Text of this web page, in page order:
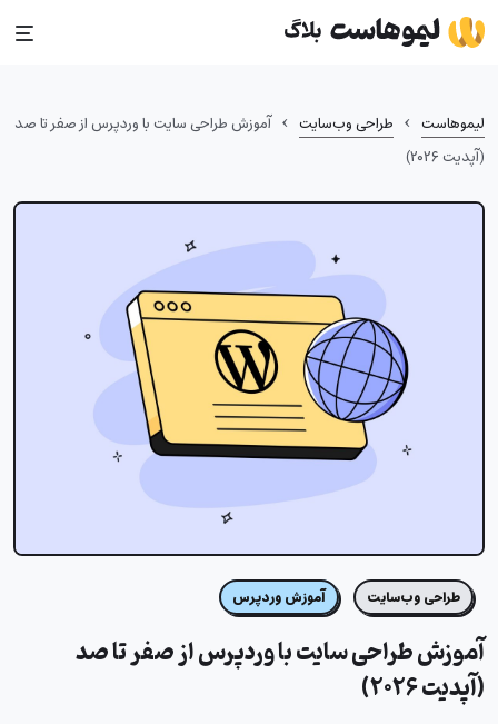
Skip
to
لیموهاست › طراحی وب‌سایت › آموزش طراحی سایت با وردپرس از صفر تا صد
(آپدیت ۲۰۲۶)
طراحی وب‌سایت آموزش وردپرس
آموزش طراحی سایت با وردپرس از صفر تا صد
(آپدیت ۲۰۲۶)